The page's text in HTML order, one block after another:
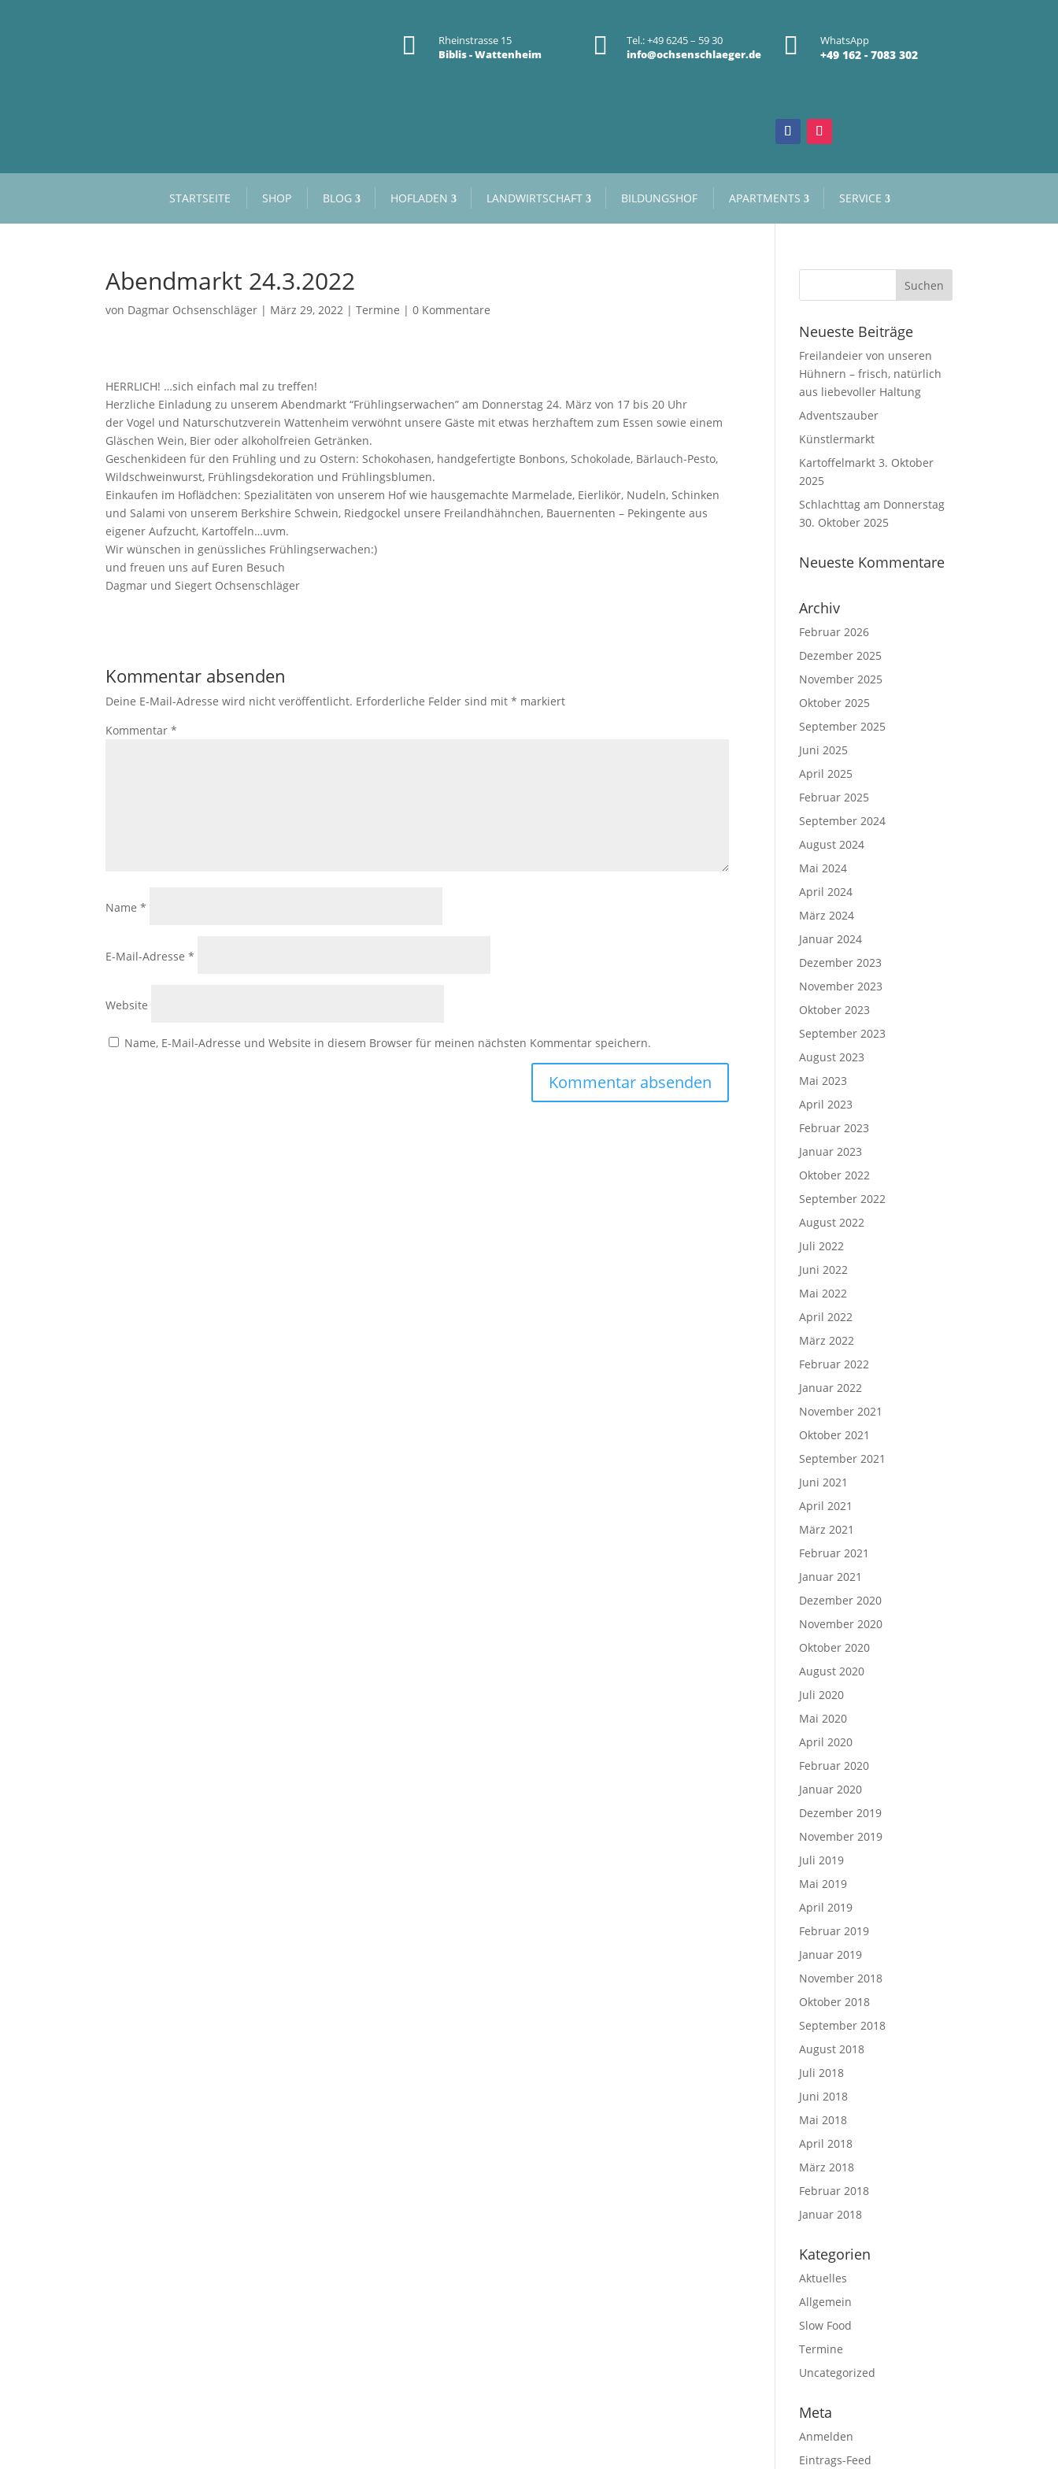

Rheinstrasse 15
Biblis - Wattenheim

Tel.: +49 6245 – 59 30
info@ochsenschlaeger.de
 WhatsApp
+49 162 - 7083 302
STARTSEITE SHOP BLOG HOFLADEN LANDWIRTSCHAFT BILDUNGSHOF APARTMENTS SERVICE
Abendmarkt 24.3.2022
von Dagmar Ochsenschläger | März 29, 2022 |Termine |0 Kommentare
HERRLICH! …sich einfach mal zu treffen!
Herzliche Einladung zu unserem Abendmarkt “Frühlingserwachen” am Donnerstag 24. März von 17 bis 20 Uhr
der Vogel und Naturschutzverein Wattenheim verwöhnt unsere Gäste mit etwas herzhaftem zum Essen sowie einem
Gläschen Wein, Bier oder alkoholfreien Getränken.
Geschenkideen für den Frühling und zu Ostern: Schokohasen, handgefertigte Bonbons, Schokolade, Bärlauch-Pesto,
Wildschweinwurst, Frühlingsdekoration und Frühlingsblumen.
Einkaufen im Hoflädchen: Spezialitäten von unserem Hof wie hausgemachte Marmelade, Eierlikör, Nudeln, Schinken
und Salami von unserem Berkshire Schwein, Riedgockel unsere Freilandhähnchen, Bauernenten – Pekingente aus
eigener Aufzucht, Kartoffeln…uvm.
Wir wünschen in genüssliches Frühlingserwachen:)
und freuen uns auf Euren Besuch
Dagmar und Siegert Ochsenschläger
Kommentar absenden
Deine E-Mail-Adresse wird nicht veröffentlicht. Erforderliche Felder sind mit* markiert
Kommentar*
Name*
E-Mail-Adresse*
Website
Name, E-Mail-Adresse und Website in diesem Browser für meinen nächsten Kommentar speichern.
Neueste Beiträge
Freilandeier von unseren
Hühnern – frisch, natürlich
aus liebevoller Haltung
Adventszauber
Künstlermarkt
Kartoffelmarkt 3. Oktober
2025
Schlachttag am Donnerstag
30. Oktober 2025
Neueste Kommentare
Archiv
Februar 2026
Dezember 2025
November 2025
Oktober 2025
September 2025
Juni 2025
April 2025
Februar 2025
September 2024
August 2024
Mai 2024
April 2024
März 2024
Januar 2024
Dezember 2023
November 2023
Oktober 2023
September 2023
August 2023
Mai 2023
April 2023
Februar 2023
Januar 2023
Oktober 2022
September 2022
August 2022
Juli 2022
Juni 2022
Mai 2022
April 2022
März 2022
Februar 2022
Januar 2022
November 2021
Oktober 2021
September 2021
Juni 2021
April 2021
März 2021
Februar 2021
Januar 2021
Dezember 2020
November 2020
Oktober 2020
August 2020
Juli 2020
Mai 2020
April 2020
Februar 2020
Januar 2020
Dezember 2019
November 2019
Juli 2019
Mai 2019
April 2019
Februar 2019
Januar 2019
November 2018
Oktober 2018
September 2018
August 2018
Juli 2018
Juni 2018
Mai 2018
April 2018
März 2018
Februar 2018
Januar 2018
Kategorien
Aktuelles
Allgemein
Slow Food
Termine
Uncategorized
Meta
Anmelden
Eintrags-Feed